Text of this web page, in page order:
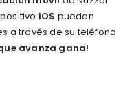
iOS puedan
a través de su teléfono
avanza gana!